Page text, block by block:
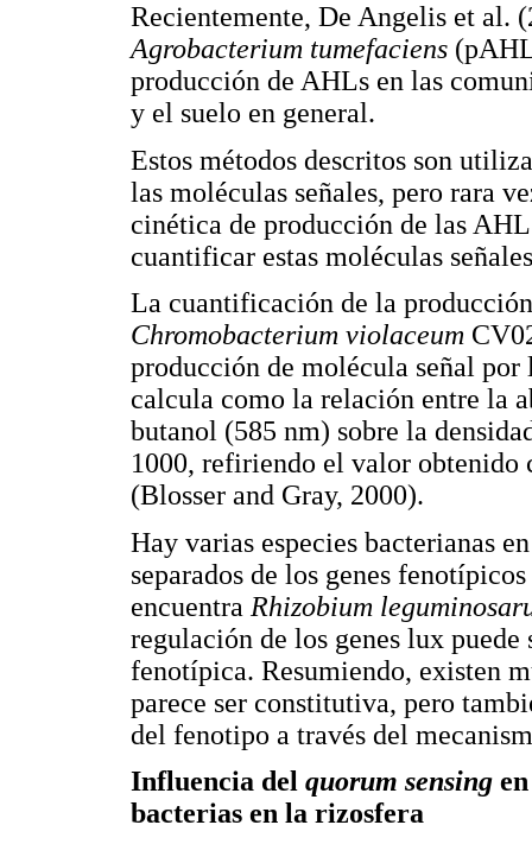
Recientemente, De Angelis et al.
Agrobacterium tumefaciens
producción de AHLs en las
y el suelo en general.
Estos métodos descritos son
las moléculas señales, pero rara
cinética de producción de las
cuantificar estas moléculas
La cuantificación de la
Chromobacterium violaceum
producción de molécula señal
calcula como la relación entre la
butanol (585 nm) sobre la
1000, refiriendo el valor obtenido
(Blosser and Gray, 2000).
Hay varias especies bacterianas
separados de los genes
encuentra Rhizobium
regulación de los genes lux
fenotípica. Resumiendo, existen
parece ser constitutiva, pero
del fenotipo a través del
Influencia del quorum sensing
bacterias en la rizosfera